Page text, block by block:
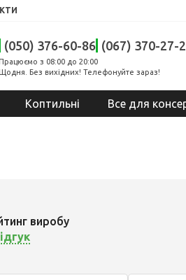
(050) 376-60-86 (067) 370-27-
з 08:00 до 20:00
Без вихідних! Телефонуйте зараз!
Коптильні Все для
виробу